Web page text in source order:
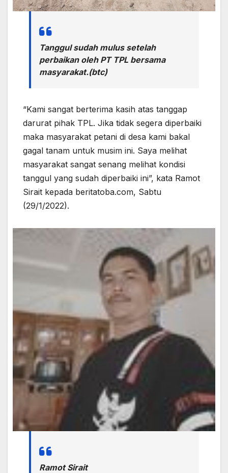
Tanggul sudah mulus setelah
perbaikan oleh PT TPL bersama
masyarakat.(btc)
“Kami sangat berterima kasih atas tanggap
darurat pihak TPL. Jika tidak segera diperbaiki
maka masyarakat petani di desa kami bakal
gagal tanam untuk musim ini. Saya melihat
masyarakat sangat senang melihat kondisi
tanggul yang sudah diperbaiki ini”, kata Ramot
Sirait kepada beritatoba.com, Sabtu
(29/1/2022).
Ramot Sirait